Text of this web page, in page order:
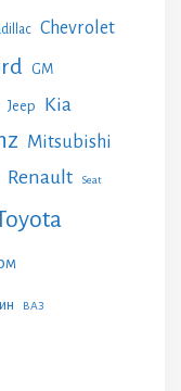
Chevrolet
GM
Jeep Kia
Mitsubishi
Renault Seat
ВАЗ